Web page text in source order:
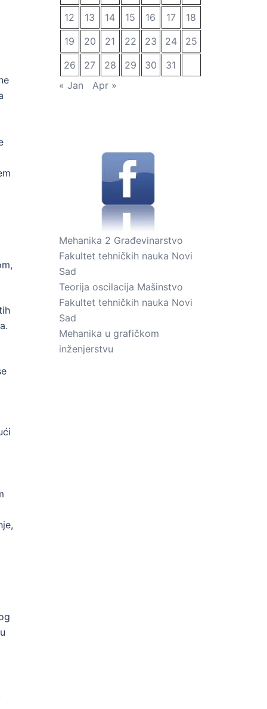
12
13 14 15 16 17
18
19
20 21 22 23 24
25
26
27 28 29 30
31
« Jan
Apr »
Mehanika 2 Građevinarstvo
Fakultet tehničkih nauka Novi
Sad
Teorija oscilacija Mašinstvo
Fakultet tehničkih nauka Novi
Sad
Mehanika u grafičkom
inženjerstvu